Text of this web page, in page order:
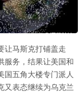
让马斯克打铺盖走
服务，结果让美国和
国五角大楼专门派人
又表态继续为乌克兰